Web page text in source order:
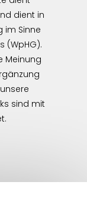
dient in
im Sinne
(WpHG).
Meinung
sind mit